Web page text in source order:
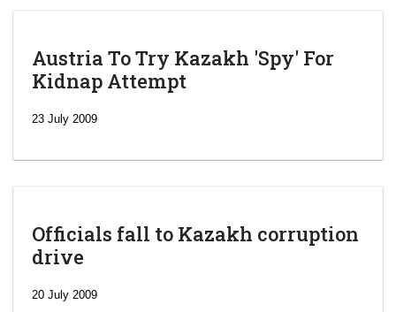
Austria To Try Kazakh 'Spy' For
Kidnap Attempt
23 July 2009
Officials fall to Kazakh corruption
drive
20 July 2009